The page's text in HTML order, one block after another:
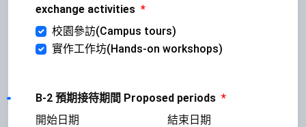
exchange activities *
校園參訪(Campus tours)
實作工作坊(Hands-on workshops)
B-2 預期接待期間 Proposed periods *
開始日期
結束日期